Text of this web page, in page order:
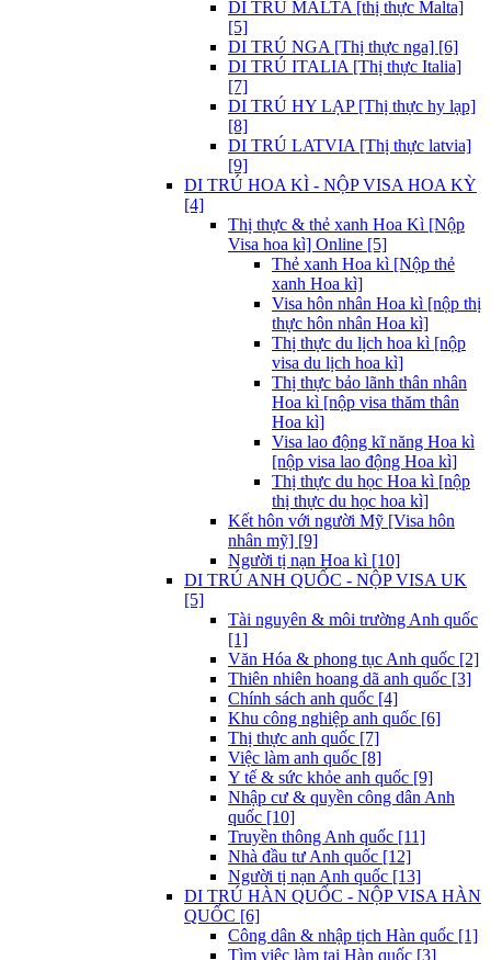
DI TRÚ MALTA [thị thực Malta]
[5]
DI TRÚ NGA [Thị thực nga] [6]
DI TRÚ ITALIA [Thị thực Italia]
[7]
DI TRÚ HY LẠP [Thị thực hy lạp]
[8]
DI TRÚ LATVIA [Thị thực latvia]
[9]
DI TRÚ HOA KÌ - NỘP VISA HOA KỲ
[4]
Thị thực & thẻ xanh Hoa Kì [Nộp
Visa hoa kì] Online [5]
Thẻ xanh Hoa kì [Nộp thẻ
xanh Hoa kì]
Visa hôn nhân Hoa kì [nộp thị
thực hôn nhân Hoa kì]
Thị thực du lịch hoa kì [nộp
visa du lịch hoa kì]
Thị thực bảo lãnh thân nhân
Hoa kì [nộp visa thăm thân
Hoa kì]
Visa lao động kĩ năng Hoa kì
[nộp visa lao động Hoa kì]
Thị thực du học Hoa kì [nộp
thị thực du học hoa kì]
Kết hôn với người Mỹ [Visa hôn
nhân mỹ] [9]
Người tị nạn Hoa kì [10]
DI TRÚ ANH QUỐC - NỘP VISA UK
[5]
Tài nguyên & môi trường Anh quốc
[1]
Văn Hóa & phong tục Anh quốc [2]
Thiên nhiên hoang dã anh quốc [3]
Chính sách anh quốc [4]
Khu công nghiệp anh quốc [6]
Thị thực anh quốc [7]
Việc làm anh quốc [8]
Y tế & sức khỏe anh quốc [9]
Nhập cư & quyền công dân Anh
quốc [10]
Truyền thông Anh quốc [11]
Nhà đầu tư Anh quốc [12]
Người tị nạn Anh quốc [13]
DI TRÚ HÀN QUỐC - NỘP VISA HÀN
QUỐC [6]
Công dân & nhập tịch Hàn quốc [1]
Tìm việc làm tại Hàn quốc [3]